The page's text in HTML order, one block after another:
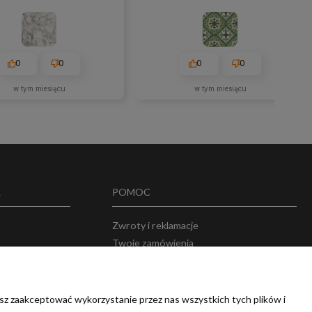
0 0
w tym miesiącu
0 0
w tym miesiącu
POMOC
Zwroty i reklamacje
Twoje zamówienia
zaakceptować wykorzystanie przez nas wszystkich tych plików i